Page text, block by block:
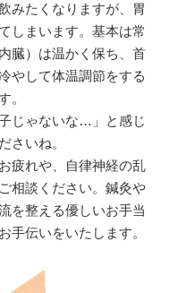
みたくなりますが、胃
しまいます。基本は常
臓）は温かく保ち、首
やして体温調節をする
。
じゃないな…」と感じ
さいね。
疲れや、自律神経の乱
相談ください。鍼灸や
を整える優しいお手当
手伝いをいたします。